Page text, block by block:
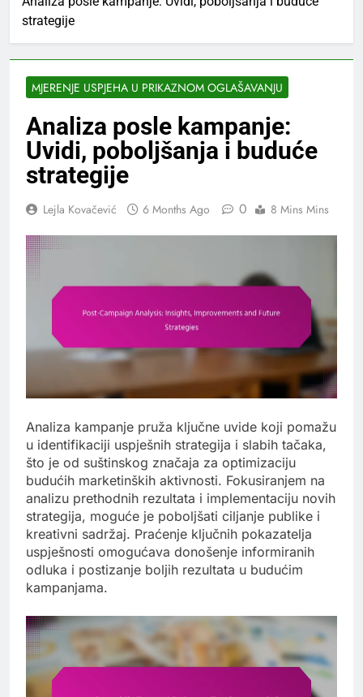
strategije
MJERENJE USPJEHA U PRIKAZNOM OGLAŠAVANJU
Analiza posle kampanje:
Uvidi, poboljšanja i buduće
strategije
Lejla Kovačević 6 Months Ago 0 8 Mins Mins
Analiza kampanje pruža ključne uvide koji pomažu
u identifikaciji uspješnih strategija i slabih tačaka,
što je od suštinskog značaja za optimizaciju
budućih marketinških aktivnosti. Fokusiranjem na
analizu prethodnih rezultata i implementaciju novih
strategija, moguće je poboljšati ciljanje publike i
kreativni sadržaj. Praćenje ključnih pokazatelja
uspješnosti omogućava donošenje informiranih
odluka i postizanje boljih rezultata u budućim
kampanjama.